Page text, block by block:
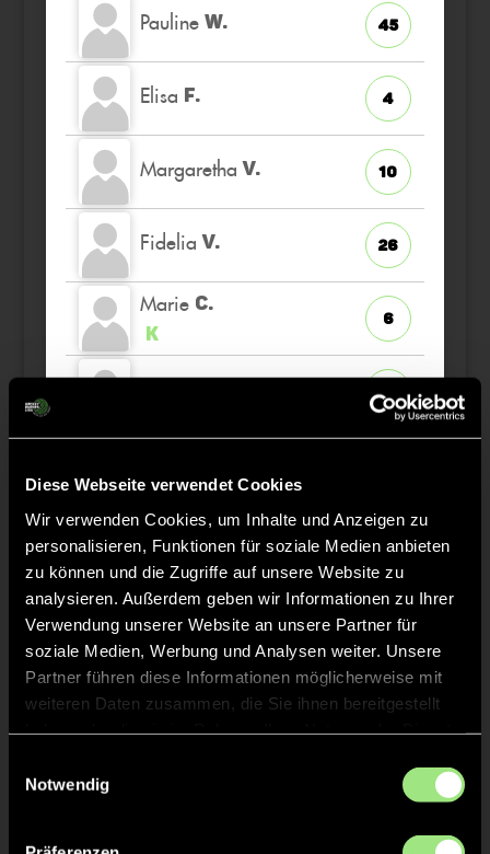
Diese Webseite verwendet Cookies
Wir verwenden Cookies, um Inhalte und Anzeigen zu
personalisieren, Funktionen für soziale Medien anbieten
zu können und die Zugriffe auf unsere Website zu
analysieren. Außerdem geben wir Informationen zu Ihrer
Verwendung unserer Website an unsere Partner für
soziale Medien, Werbung und Analysen weiter. Unsere
Partner führen diese Informationen möglicherweise mit
weiteren Daten zusammen, die Sie ihnen bereitgestellt
Notwendig
Pauline W. 45
Elisa F. 4
Margaretha V. 10
Fidelia V. 26
Marie C.
K
6
2
Staff
Tim SCHUERMANN
TW = Torwart & ETW = Ersatztorwart, K = Kapitän